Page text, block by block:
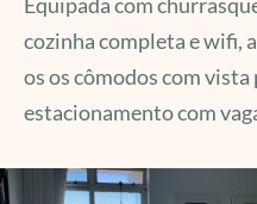
cozinha completa e wifi,
os os cômodos com vista
estacionamento com